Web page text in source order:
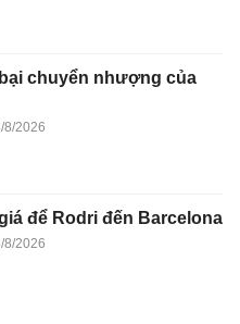
chuyển nhượng của
8/2026
để Rodri đến Barcelona
8/2026